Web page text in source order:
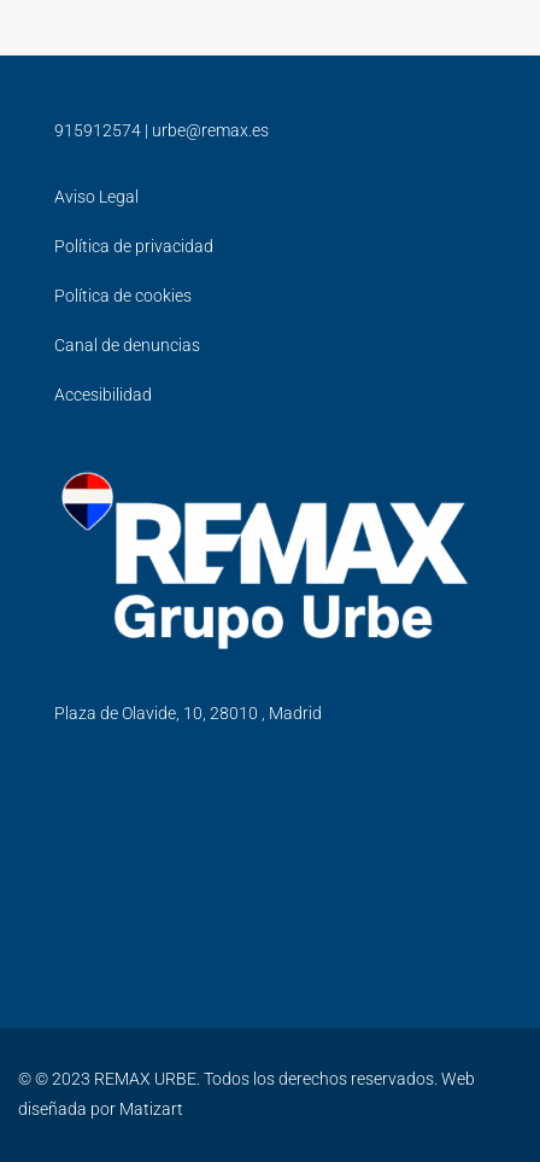
915912574 | urbe@remax.es
Aviso Legal
Política de privacidad
Política de cookies
Canal de denuncias
Accesibilidad
Plaza de Olavide, 10, 28010 , Madrid
© © 2023 REMAX URBE. Todos los derechos reservados. Web
diseñada por Matizart